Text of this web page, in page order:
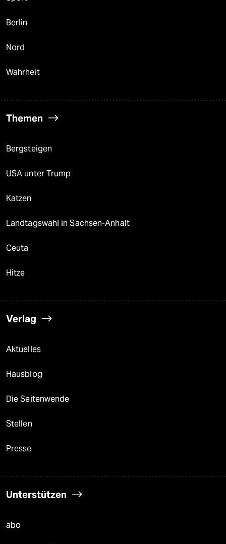
Berlin
Nord
Wahrheit
Themen
Bergsteigen
USA unter Trump
Katzen
Landtagswahl in Sachsen-Anhalt
Ceuta
Hitze
Verlag
Aktuelles
Hausblog
Die Seitenwende
Stellen
Presse
Unterstützen
abo